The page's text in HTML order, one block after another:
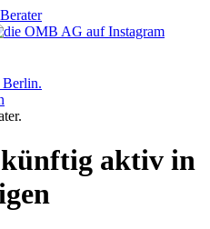
künftig aktiv in